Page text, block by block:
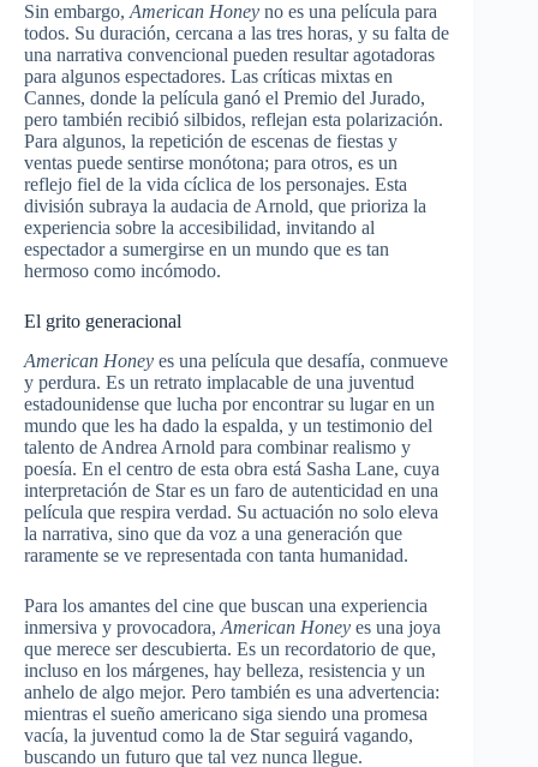
Sin embargo,American Honey no es una película para
todos. Su duración, cercana a las tres horas, y su falta de
una narrativa convencional pueden resultar agotadoras
para algunos espectadores. Las críticas mixtas en
Cannes, donde la película ganó el Premio del Jurado,
pero también recibió silbidos, reflejan esta polarización.
Para algunos, la repetición de escenas de fiestas y
ventas puede sentirse monótona; para otros, es un
reflejo fiel de la vida cíclica de los personajes. Esta
división subraya la audacia de Arnold, que prioriza la
experiencia sobre la accesibilidad, invitando al
espectador a sumergirse en un mundo que es tan
hermoso como incómodo.
El grito generacional
American Honey es una película que desafía, conmueve
y perdura. Es un retrato implacable de una juventud
estadounidense que lucha por encontrar su lugar en un
mundo que les ha dado la espalda, y un testimonio del
talento de Andrea Arnold para combinar realismo y
poesía. En el centro de esta obra está Sasha Lane, cuya
interpretación de Star es un faro de autenticidad en una
película que respira verdad. Su actuación no solo eleva
la narrativa, sino que da voz a una generación que
raramente se ve representada con tanta humanidad.
Para los amantes del cine que buscan una experiencia
inmersiva y provocadora, American Honey es una joya
que merece ser descubierta. Es un recordatorio de que,
incluso en los márgenes, hay belleza, resistencia y un
anhelo de algo mejor. Pero también es una advertencia:
mientras el sueño americano siga siendo una promesa
vacía, la juventud como la de Star seguirá vagando,
buscando un futuro que tal vez nunca llegue.